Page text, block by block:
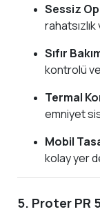
Sessiz
Sıfır
kontrolü
Termal
emniyet
Mobil
kolay yer
5. Proter PR